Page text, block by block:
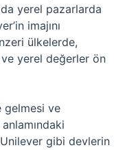
yerel pazarlarda
imajını
ülkelerde,
yerel değerler ön
gelmesi ve
gibi devlerin